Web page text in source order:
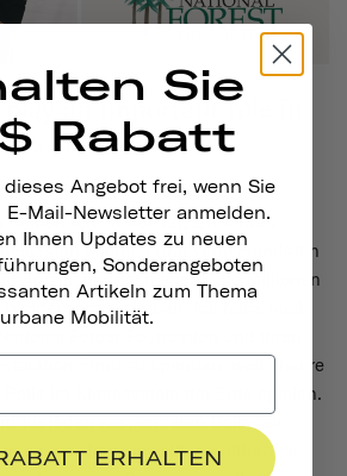
Scherz, und wir spüren seine
In den letzten Jahren
Sommer und verheerendsten
Aufzeichnungen erlebt, die Millionen
zerstört haben. Ich habe mich
Forest Foundation und ihren
Fund zu spenden, weil unsere
im Klimasystem der Erde spielen.
für jeden gespendeten Dollar ein
einem Nationalwald in Kalifornien
Sie
Rabatt
Angebot frei, wenn Sie
Mail-Newsletter anmelden.
Ihnen Updates zu neuen
Sonderangeboten
Artikeln zum Thema
urbane Mobilität.
ERHALTEN